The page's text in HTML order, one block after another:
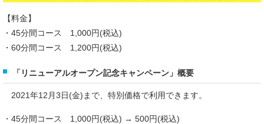
【料金】
・45分間コース 1,000円(税込)
・60分間コース 1,200円(税込)
「リニューアルオープン記念キャンペーン」概要
2021年12月3日(金)まで、特別価格で利用できます。
・45分間コース 1,000円(税込) → 500円(税込)